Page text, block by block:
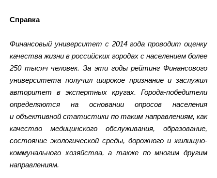
Справка
Финансовый университет с 2014 года проводит оценку
качества жизни в российских городах с населением более
250 тысяч человек. За эти годы рейтинг Финансового
университета получил широкое признание и заслужил
авторитет в экспертных кругах. Города-победители
определяются на основании опросов населения
и объективной статистики по таким направлениям, как
качество медицинского обслуживания, образование,
состояние экологической среды, дорожного и жилищно-
коммунального хозяйства, а также по многим другим
направлениям.